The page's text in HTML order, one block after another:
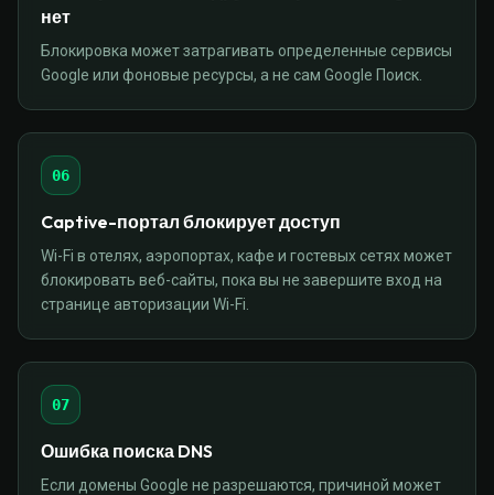
нет
Блокировка может затрагивать определенные сервисы
Google или фоновые ресурсы, а не сам Google Поиск.
06
Captive-портал блокирует доступ
Wi-Fi в отелях, аэропортах, кафе и гостевых сетях может
блокировать веб-сайты, пока вы не завершите вход на
странице авторизации Wi-Fi.
07
Ошибка поиска DNS
Если домены Google не разрешаются, причиной может